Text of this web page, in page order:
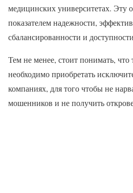
медицинских университетах. Эту
показателем надежности,
сбалансированности и
Тем не менее, стоит понимать, что
необходимо приобретать
компаниях, для того чтобы не
мошенников и не получить